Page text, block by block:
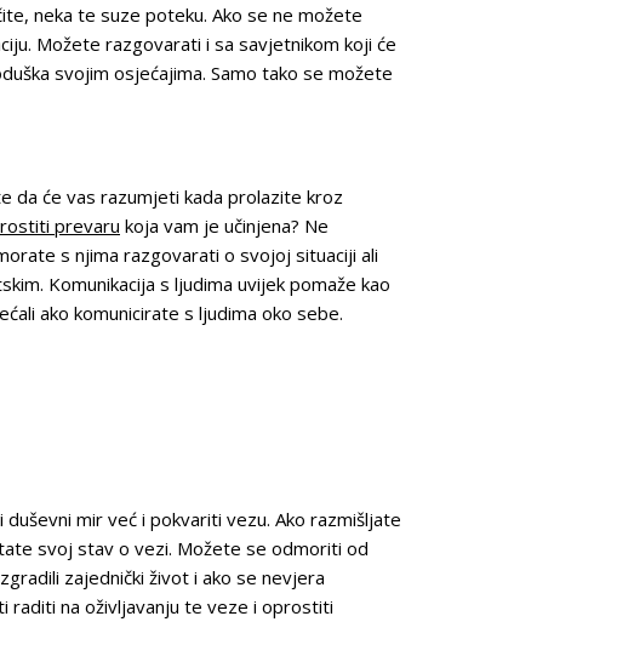
neka te suze poteku. Ako se ne možete
Možete razgovarati i sa savjetnikom koji će
svojim osjećajima. Samo tako se možete
da će vas razumjeti kada prolazite kroz
prevaru koja vam je učinjena? Ne
s njima razgovarati o svojoj situaciji ali
Komunikacija s ljudima uvijek pomaže kao
ako komunicirate s ljudima oko sebe.
mir već i pokvariti vezu. Ako razmišljate
svoj stav o vezi. Možete se odmoriti od
zajednički život i ako se nevjera
raditi na oživljavanju te veze i oprostiti